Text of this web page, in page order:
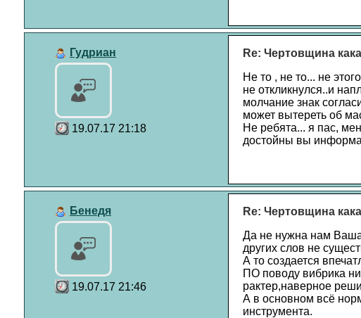
Гудриан
19.07.17 21:18
Re: Чертовщина
Не то , не то... не
не откликнулся..и
молчание знак
может вытереть об
Не ребята... я пас,
достойны вы
Бенедя
19.07.17 21:46
Re: Чертовщина
Да не нужна нам
других слов не
А то создается
ПО поводу вибрика
рактер,наверное
А в основном всё
инструмента.